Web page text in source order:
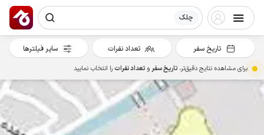
چلک
تاریخ سفر تعداد نفرات سایر فیلترها
برای مشاهده نتایج دقیق‌تر، تاریخ سفرو تعداد نفراترا انتخاب نمایید